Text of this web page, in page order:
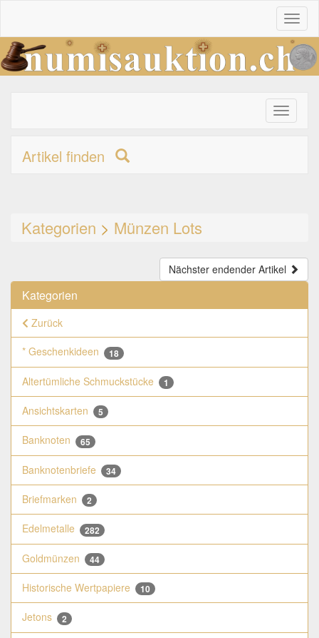
Toggle
primary
Artikel finden
Kategorien > Münzen Lots
Nächster endender Artikel
Kategorien
Zurück
* Geschenkideen
18
Altertümliche Schmuckstücke 1
Ansichtskarten 5
Banknoten 65
Banknotenbriefe 34
Briefmarken 2
Edelmetalle 282
Goldmünzen 44
Historische Wertpapiere 10
Jetons 2